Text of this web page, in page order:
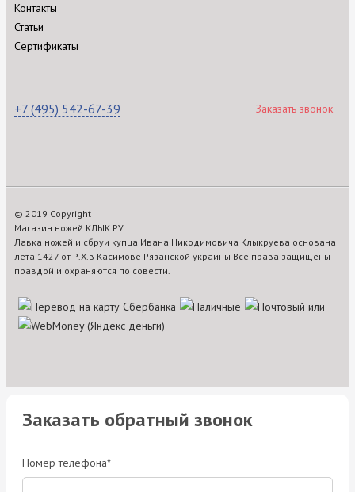
Контакты
Статьи
Сертификаты
+7 (495) 542-67-39 Заказать звонок
© 2019 Copyright
Магазин ножей КЛЫК.РУ
Лавка ножей и сбруи купца Ивана Никодимовича Клыкруева основана
лета 1427 от Р.Х.в Касимове Рязанской украины Все права защищены
правдой и охраняются по совести.
Заказать обратный звонок
Номер телефона*